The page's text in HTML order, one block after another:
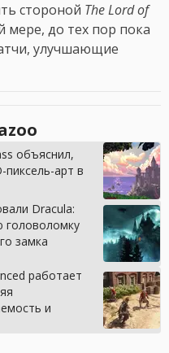
стороной The Lord of
мере, до тех пор пока
улучшающие
объяснил,
арт в
Dracula:
головоломку
замка
работает
и